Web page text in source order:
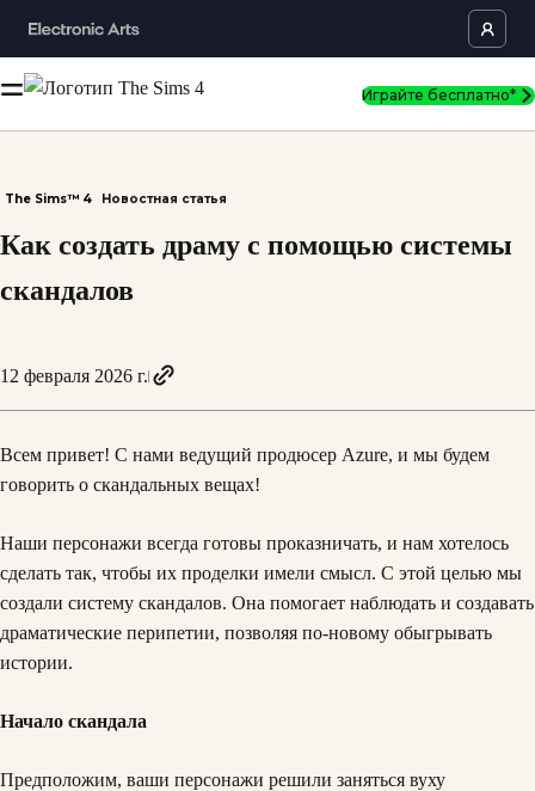
Играйте бесплатно*
The Sims™ 4 Новостная статья
Как создать драму с помощью системы
скандалов
12 февраля 2026 г.
Всем привет! С нами ведущий продюсер Azure, и мы будем
говорить о скандальных вещах!
Наши персонажи всегда готовы проказничать, и нам хотелось
сделать так, чтобы их проделки имели смысл. С этой целью мы
создали систему скандалов. Она помогает наблюдать и создавать
драматические перипетии, позволяя по-новому обыгрывать
истории.
Начало скандала
Предположим, ваши персонажи решили заняться вуху